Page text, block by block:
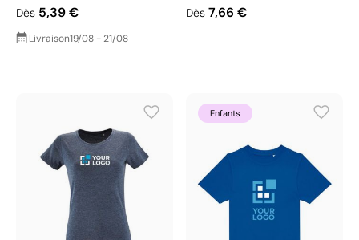
Dès 5,39 €
Livraison19/08 - 21/08
Dès 7,66 €
Enfants